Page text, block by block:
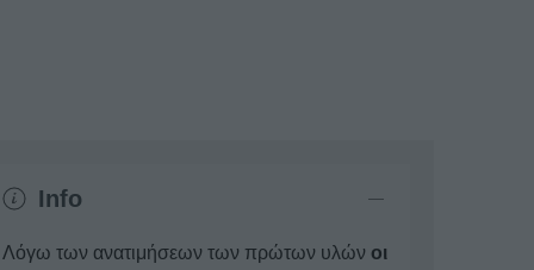
Info
Λόγω των ανατιμήσεων των πρώτων υλών οι